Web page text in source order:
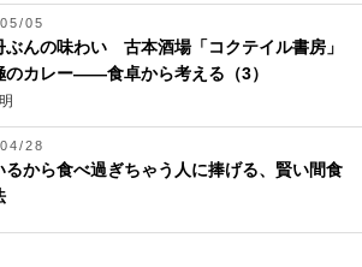
05
ぶんの味わい 古本酒場「コクテイル書房」
のカレー――食卓から考える（3）
28
るから食べ過ぎちゃう人に捧げる、賢い間食